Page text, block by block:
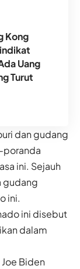
Kong
Uang
Turut
dan gudang
poranda
ini. Sejauh
gudang
ini.
ini disebut
dalam
Biden